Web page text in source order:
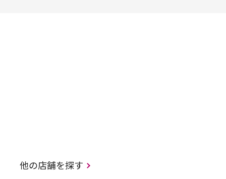
他の店舗を探す